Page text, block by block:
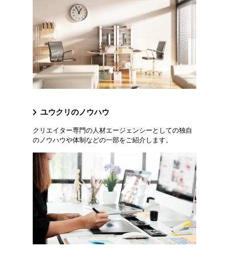
ユウクリのノウハウ
クリエイター専門の人材エージェンシーとしての独自
のノウハウや体制などの一部をご紹介します。